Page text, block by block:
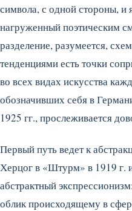
символа, с одной стороны, и
нагруженный поэтическим
разделение, разумеется,
тенденциями есть точки
во всех видах искусства
обозначивших себя в
1925 гг., прослеживается
Первый путь ведет к
Херцог в «Штурм» в 1919 г.
абстрактный
облик происходящему в